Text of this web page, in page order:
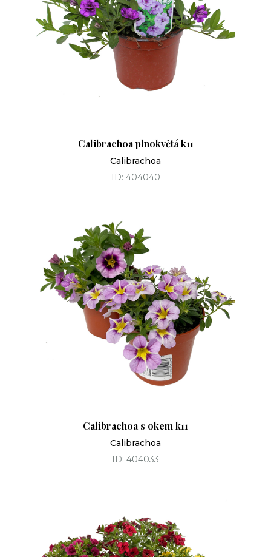
Calibrachoa plnokvětá k11
Calibrachoa
ID: 404040
Calibrachoa s okem k11
Calibrachoa
ID: 404033